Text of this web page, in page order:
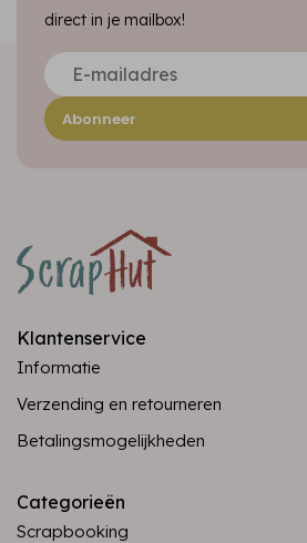
direct in je mailbox!
Abonneer
Klantenservice
Informatie
Verzending en retourneren
Betalingsmogelijkheden
Categorieën
Scrapbooking